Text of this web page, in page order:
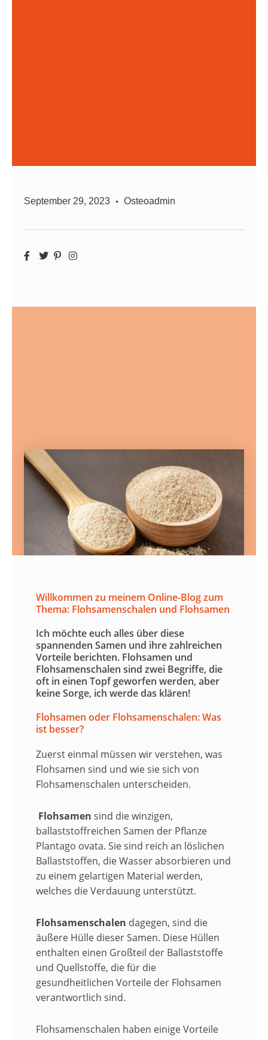
September 29, 2023 Osteoadmin
Willkommen zu meinem Online-Blog zum
Thema: Flohsamenschalen und Flohsamen
Ich möchte euch alles über diese
spannenden Samen und ihre zahlreichen
Vorteile berichten. Flohsamen und
Flohsamenschalen sind zwei Begriffe, die
oft in einen Topf geworfen werden, aber
keine Sorge, ich werde das klären!
Flohsamen oder Flohsamenschalen: Was
ist besser?
Zuerst einmal müssen wir verstehen, was
Flohsamen sind und wie sie sich von
Flohsamenschalen unterscheiden.
Flohsamen sind die winzigen,
ballaststoffreichen Samen der Pflanze
Plantago ovata. Sie sind reich an löslichen
Ballaststoffen, die Wasser absorbieren und
zu einem gelartigen Material werden,
welches die Verdauung unterstützt.
Flohsamenschalen dagegen, sind die
äußere Hülle dieser Samen. Diese Hüllen
enthalten einen Großteil der Ballaststoffe
und Quellstoffe, die für die
gesundheitlichen Vorteile der Flohsamen
verantwortlich sind.
Flohsamenschalen haben einige Vorteile